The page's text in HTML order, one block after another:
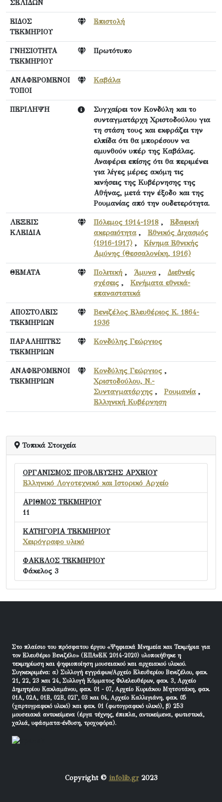
ΣΕΛΙΔΩΝ
ΕΙΔΟΣ
ΤΕΚΜΗΡΙΟΥ
Επιστολή
ΓΝΗΣΙΟΤΗΤΑ
ΤΕΚΜΗΡΙΟΥ
Πρωτότυπο
ΑΝΑΦΕΡΟΜΕΝΟΙ
ΤΟΠΟΙ
Καβάλα
ΠΕΡΙΛΗΨΗ
Συγχαίρει τον Κονδύλη και το
συνταγματάρχη Χριστοδούλου για
τη στάση τους και εκφράζει την
ελπίδα ότι θα μπορέσουν να
αμυνθούν υπέρ της Καβάλας.
Αναφέρει επίσης ότι θα περιμένει
για λίγες μέρες ακόμη τις
κινήσεις της Κυβέρνησης της
Αθήνας, μετά την έξοδο και της
Ρουμανίας από την ουδετερότητα.
ΛΕΞΕΙΣ
ΚΛΕΙΔΙΑ
Πόλεμος 1914-1918 , Εδαφική
ακεραιότητα, Εθνικός Διχασμός
(1916-1917) , Κίνημα Εθνικής
Αμύνης (Θεσσαλονίκη, 1916)
ΘΕΜΑΤΑ Πολιτική , Άμυνα, Διεθνείς
σχέσεις , Κινήματα εθνικά-
επαναστατικά
ΑΠΟΣΤΟΛΕΙΣ
ΤΕΚΜΗΡΙΩΝ
Βενιζέλος Ελευθέριος Κ. 1864-
1936
ΠΑΡΑΛΗΠΤΕΣ
ΤΕΚΜΗΡΙΩΝ
Κονδύλης Γεώργιος
ΑΝΑΦΕΡΟΜΕΝΟΙ
ΤΕΚΜΗΡΙΩΝ
Κονδύλης Γεώργιος ,
Χριστοδούλου, Ν.-
Συνταγματάρχης , Ρουμανία,
Ελληνική Κυβέρνηση
Τοπικά Στοιχεία
ΟΡΓΑΝΙΣΜΟΣ ΠΡΟΕΛΕΥΣΗΣ ΑΡΧΕΙΟΥ
Ελληνικό Λογοτεχνικό και Ιστορικό Αρχείο
ΑΡΙΘΜΟΣ ΤΕΚΜΗΡΙΟΥ
11
ΚΑΤΗΓΟΡΙΑ ΤΕΚΜΗΡΙΟΥ
Χειρόγραφο υλικό
ΦΑΚΕΛΟΣ ΤΕΚΜΗΡΙΟΥ
Φάκελος 3
Στο πλαίσιο του πρόσφατου έργου «Ψηφιακά Μνημεία και Τεκμήρια για
τον Ελευθέριο Βενιζέλο» (ΕΠΑνΕΚ 2014-2020) υλοποιήθηκε η
τεκμηρίωση και ψηφιοποίηση μουσειακού και αρχειακού υλικού.
Συγκεκριμένα: α) Συλλογή εγγράφων/Αρχείο Ελευθερίου Βενιζέλου, φακ.
21, 22, 23 και 24, Συλλογή Κόμματος Φιλελευθέρων, φακ. 3, Αρχείο
Δημητρίου Κακλαμάνου, φακ. 01 - 07, Αρχείο Κυριάκου Μητσοτάκη, φακ.
01Α, 02Α, 01Β, 02Β, 02Γ, 03 και 04, Αρχείο Καλλιγιάνη, φακ. 05
(χαρτογραφικό υλικό) και φακ. 01 (φωτογραφικό υλικό), β) 253
μουσειακά αντικείμενα (έργα τέχνης, έπιπλα, αντικείμενα, φωτιστικά,
χαλιά, υφάσματα-ένδυση, τροχοφόρα).
Copyright © infolib.gr2023